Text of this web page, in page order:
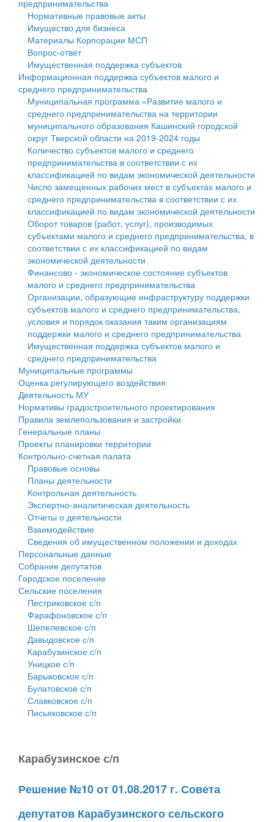
Государственные услуги
Промышленность и АПК
Экономика и бизнес
...
Символика
Устав
Гостям округа
Туризм
Культура
Образование
Здравоохранение
Социальная защита
Фотоальбом
муниципального округа Тверской области
Администрация Кашинского муниципального округа
Тверской области
Управление сельскими территориями
Открытые данные
Работа с обращениями граждан
Муниципальный контроль
Муниципальные услуги
Проекты административных регламентов
Антимонопольный комплаенс
Противодействие коррупции
Финансовое управление
Бюджет для граждан
Имущество
Выявление правообладателей ранее учтенных
объектов недвижимости
Имущественная поддержка субъектов малого и
среднего предпринимательства
Информационная поддержка субъектов малого и
среднего предпринимательства
Муниципальные программы
Контрольно-счетная палата
Персональные данные
Оценка регулирующего воздействия
Деятельность МУ
Нормативы градостроительного проектирования
Правила землепользования и застройки
Генеральные планы
Проекты планировки территории
Собрание депутатов
Городское поселение
Сельские поселения
предпринимательства
Нормативные правовые акты
Имущество для бизнеса
Материалы Корпорации МСП
Вопрос-ответ
Имущественная поддержка субъектов
Информационная поддержка субъектов малого и
среднего предпринимательства
Муниципальная программа «Развитие малого и
среднего предпринимательства на территории
муниципального образования Кашинский городской
округ Тверской области на 2019-2024 годы
Количество субъектов малого и среднего
предпринимательства в соответствии с их
классификацией по видам экономической деятельности
Число замещенных рабочих мест в субъектах малого и
среднего предпринимательства в соответствии с их
классификацией по видам экономической деятельности
Оборот товаров (работ, услуг), производимых
субъектами малого и среднего предпринимательства, в
соответствии с их классификацией по видам
экономической деятельности
Финансово - экономическое состояние субъектов
малого и среднего предпринимательства
Организации, образующие инфраструктуру поддержки
субъектов малого и среднего предпринимательства,
условия и порядок оказания таким организациям
поддержки малого и среднего предпринимательства
Имущественная поддержка субъектов малого и
среднего предпринимательства
Муниципальные программы
Оценка регулирующего воздействия
Деятельность МУ
Нормативы градостроительного проектирования
Правила землепользования и застройки
Генеральные планы
Проекты планировки территории
Контрольно-счетная палата
Правовые основы
Планы деятельности
Контрольная деятельность
Экспертно-аналитическая деятельность
Отчеты о деятельности
Взаимодействие
Сведения об имущественном положении и доходах
Персональные данные
Собрание депутатов
Городское поселение
Сельские поселения
Пестриковское с/п
Фарафоновское с/п
Шепелевское с/п
Давыдовское с/п
Карабузинское с/п
Уницкое с/п
Барыковское с/п
Булатовское с/п
Славковское с/п
Письяковское с/п
Карабузинское с/п
Решение №10 от 01.08.2017 г. Совета
депутатов Карабузинского сельского